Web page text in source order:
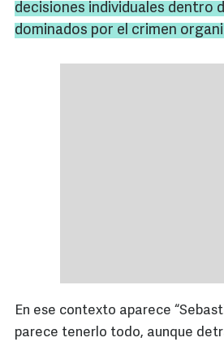
decisiones individuales dentro
dominados por el crimen
En ese contexto aparece
parece tenerlo todo, aunque